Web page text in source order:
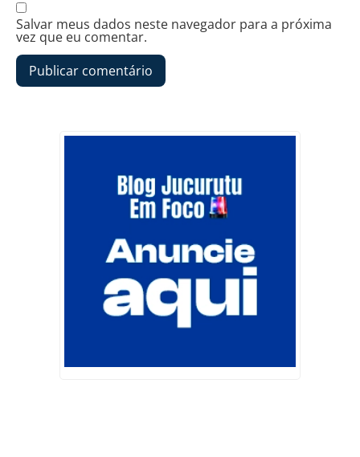
Salvar meus dados neste navegador para a próxima
vez que eu comentar.